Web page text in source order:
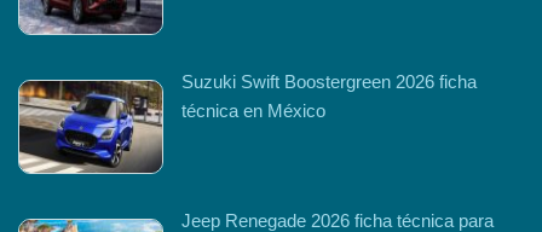
Suzuki Swift Boostergreen 2026 ficha
técnica en México
Jeep Renegade 2026 ficha técnica para